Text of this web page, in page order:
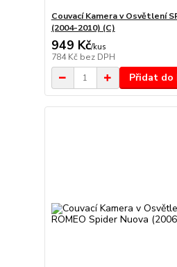
Couvací Kamera v Osvětlení
(2004-2010) (C)
949 Kč/kus
784 Kč bez DPH
Přidat do